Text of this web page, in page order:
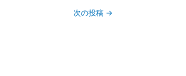
次の投稿 →